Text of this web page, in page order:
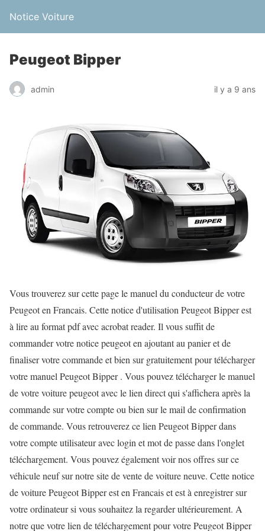
Notice Voiture
Peugeot Bipper
admin il y a 9 ans
Vous trouverez sur cette page le manuel du conducteur de votre
Peugeot en Francais. Cette notice d'utilisation Peugeot Bipper est
à lire au format pdf avec acrobat reader. Il vous suffit de
commander votre notice peugeot en ajoutant au panier et de
finaliser votre commande et bien sur gratuitement pour télécharger
votre manuel Peugeot Bipper . Vous pouvez télécharger le manuel
de votre voiture peugeot avec le lien direct qui s'affichera après la
commande sur votre compte ou bien sur le mail de confirmation
de commande. Vous retrouverez ce lien Peugeot Bipper dans
votre compte utilisateur avec login et mot de passe dans l'onglet
téléchargement. Vous pouvez également voir nos offres sur ce
véhicule neuf sur notre site de vente de voiture neuve. Cette notice
de voiture Peugeot Bipper est en Francais et est à enregistrer sur
votre ordinateur si vous souhaitez la regarder ultérieurement. A
notre que votre lien de téléchargement pour votre Peugeot Bipper